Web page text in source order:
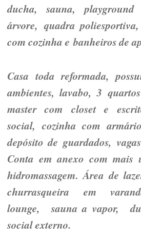
ducha, sauna,
árvore, quadra
com cozinha e banheiros de
Casa toda reformada,
ambientes, lavabo, 3
master com closet e
social, cozinha com
depósito de guardados,
Conta em anexo com mais
hidromassagem. Área de
churrasqueira em
lounge, sauna a vapor,
social externo.